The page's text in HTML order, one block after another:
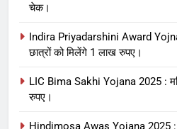
चेक।
Indira Priyadarshini Award Yojna
छात्रों को मिलेंगे 1 लाख रुपए।
LIC Bima Sakhi Yojana 2025 :
रुपए।
Hindimosa Awas Yojana 2025 :